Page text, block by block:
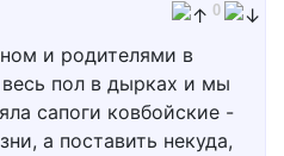
0
и родителями в
пол в дырках и мы
сапоги ковбойские -
а поставить некуда,